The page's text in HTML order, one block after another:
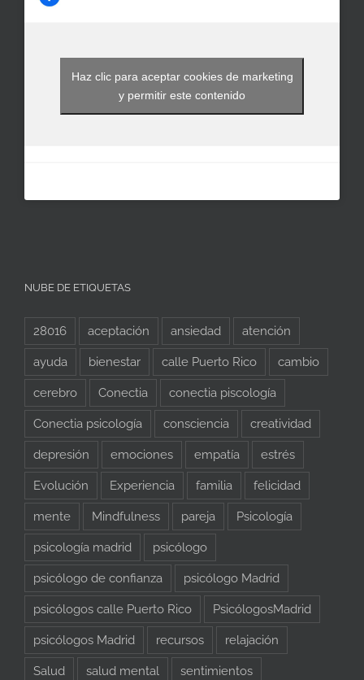
Haz clic para aceptar cookies de marketing
y permitir este contenido
NUBE DE ETIQUETAS
28016 aceptación ansiedad atención
ayuda bienestar calle Puerto Rico cambio
cerebro Conectia conectia piscología
Conectia psicología consciencia creatividad
depresión emociones empatía estrés
Evolución Experiencia familia felicidad
mente Mindfulness pareja Psicología
psicología madrid psicólogo
psicólogo de confianza psicólogo Madrid
psicólogos calle Puerto Rico PsicólogosMadrid
psicólogos Madrid recursos relajación
Salud salud mental sentimientos